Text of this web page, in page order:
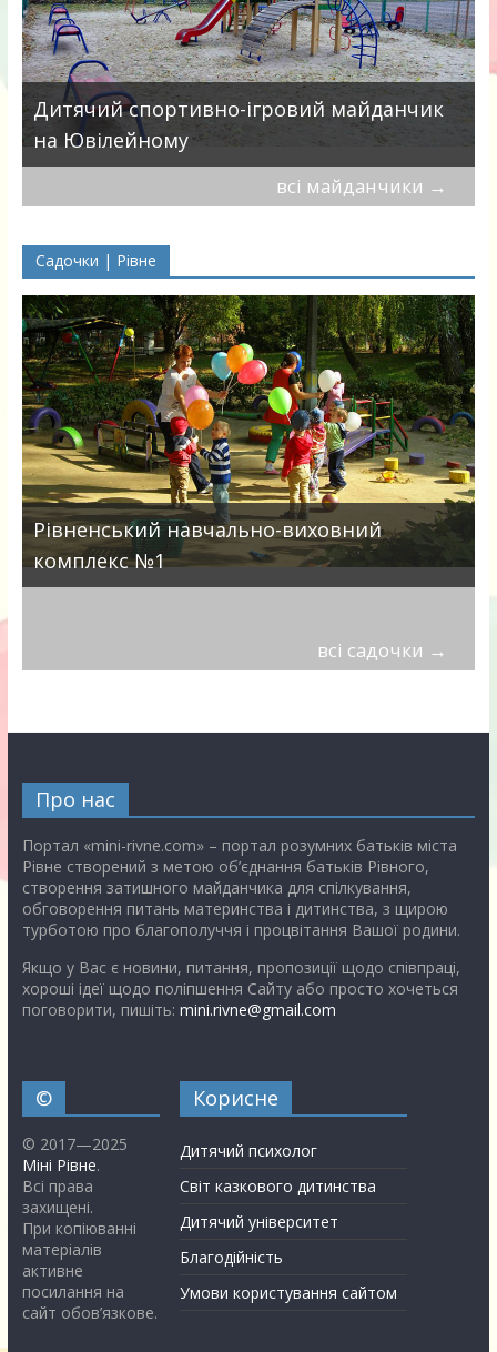
Дитячий спортивно-ігровий майданчик
на Ювілейному
всі майданчики →
Садочки | Рівне
Рівненський навчально-виховний
комплекс №1
всі садочки →
Про нас
Портал «mini-rivne.com» – портал розумних батьків міста
Рівне створений з метою об’єднання батьків Рівного,
створення затишного майданчика для спілкування,
обговорення питань материнства і дитинства, з щирою
турботою про благополуччя і процвітання Вашої родини.
Якщо у Вас є новини, питання, пропозиції щодо співпраці,
хороші ідеї щодо поліпшення Сайту або просто хочеться
поговорити, пишіть: mini.rivne@gmail.com
©
© 2017—2025
Міні Рівне.
Всі права
захищені.
При копіюванні
матеріалів
активне
посилання на
сайт обов’язкове.
Корисне
Дитячий психолог
Світ казкового дитинства
Дитячий університет
Благодійність
Умови користування сайтом